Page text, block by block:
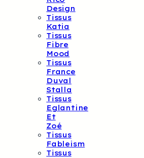
Design
Tissus
Katia
Tissus
Fibre
Mood
Tissus
France
Duval
Stalla
Tissus
Eglantine
Et
Zoé
Tissus
Fableism
Tissus